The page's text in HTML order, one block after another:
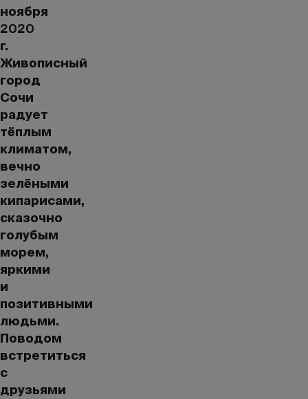
ноября
2020
г.
Живописный
город
Сочи
радует
тёплым
климатом,
вечно
зелёными
кипарисами,
сказочно
голубым
морем,
яркими
и
позитивными
людьми.
Поводом
встретиться
с
друзьями